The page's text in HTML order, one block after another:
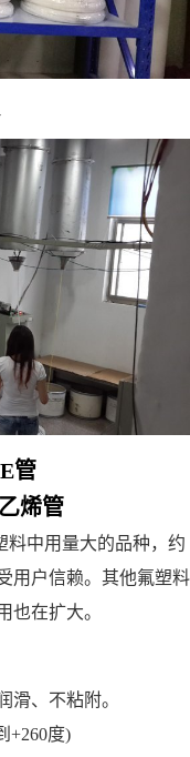
管
烯管
料中用量大的品种，约
用户信赖。其他氟塑料
也在扩大。
滑、不粘附。
+260度)